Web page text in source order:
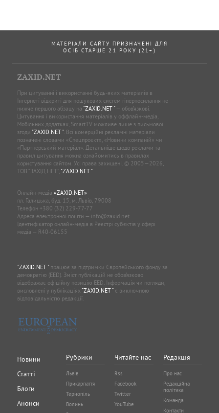
МАТЕРІАЛИ САЙТУ ПРИЗНАЧЕНІ ДЛЯ
ОСІБ СТАРШЕ 21 РОКУ (21+)
ZAXID.NET
При цитуванні і використанні будь-яких матеріалів в
Інтернеті відкриті для пошукових систем гіперпосилання не
нижче першого абзацу на "ZAXID.NET "— обов’язкові.
Цитування і використання матеріалів у оффлайн-медіа,
Мобільних додатках, SmartTV можливе лише з письмової
згоди "ZAXID.NET ". Всі комерційні рекламні матеріали
позначені словами «Спецпроєкт», «Новини компаній» чи
«Партнерський матеріал». Детальніше щодо реклами та
правил цитування можна ознайомитись в правилах
користування сайтом. Усі права захищені. © 2005—2026,
ТОВ “ЗАХІД.НЕТ”, "ZAXID.NET ".
Онлайн-медіа «ZAXID.NET»
пл. Галицька, буд. 15, м. Львів, 79008
Телефон +380 (32) 229-77-77
Адреса електронної пошти — info@zaxid.net
Ідентифікатор онлайн-медіа в Реєстрі суб'єктів у сфері
медіа — R40-06155
"ZAXID.NET "працює за підтримки Європейського фонду за
демократію (EED). Зміст публікацій не обов’язково
відображає офіційну позицію EED. Інформація чи погляди,
висловлені у публікаціях "ZAXID.NET "є виключною
відповідальністю редакції.
Новини
Статті
Блоги
Анонси
Рубрики
Львів
Прикарпаття
Тернопіль
Волинь
Читайте нас
Rss
Facebook
Twitter
YouTube
Редакція
Про нас
Редакційна
політика
Команда
Контакти